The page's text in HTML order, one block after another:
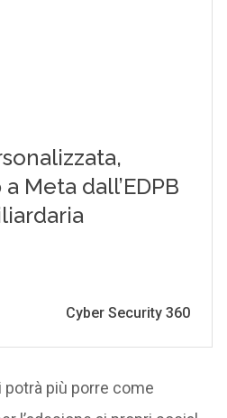
potrà più porre come